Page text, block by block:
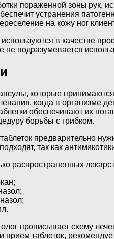
пораженной зоны рук,
устранения
на кожу ног
в качестве
не подразумевается
которые
когда в организме
обеспечивают их
борьбы с грибком.
предварительно
так как
распространенных
прописывает схему
прием таблеток,